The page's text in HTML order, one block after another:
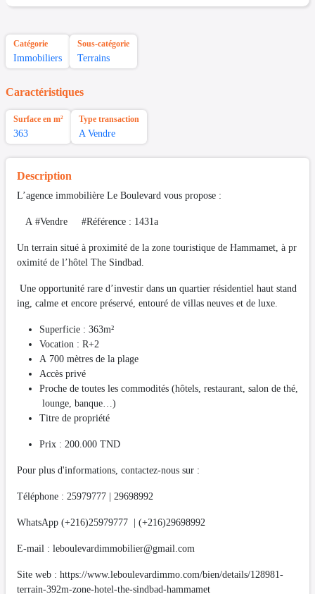
Catégorie
Immobiliers
Sous-catégorie
Terrains
Caractéristiques
Surface en m²
363
Type transaction
A Vendre
Description
L’agence immobilière Le Boulevard vous propose :
A #Vendre #Référence : 1431a
Un terrain situé à proximité de la zone touristique de Hammamet, à pr
oximité de l’hôtel The Sindbad.
Une opportunité rare d’investir dans un quartier résidentiel haut stand
ing, calme et encore préservé, entouré de villas neuves et de luxe.
Superficie : 363m²
Vocation : R+2
A 700 mètres de la plage
Accès privé
Proche de toutes les commodités (hôtels, restaurant, salon de thé,
lounge, banque…)
Titre de propriété
Prix : 200.000 TND
Pour plus d'informations, contactez-nous sur :
Téléphone : 25979777 | 29698992
WhatsApp (+216)25979777 | (+216)29698992
E-mail : leboulevardimmobilier@gmail.com
Site web : https://www.leboulevardimmo.com/bien/details/128981-
terrain-392m-zone-hotel-the-sindbad-hammamet